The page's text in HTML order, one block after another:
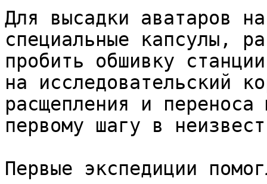
Для высадки аватаров
специальные капсулы,
пробить обшивку
на исследовательский
расщепления и
первому шагу в
Первые экспедиции